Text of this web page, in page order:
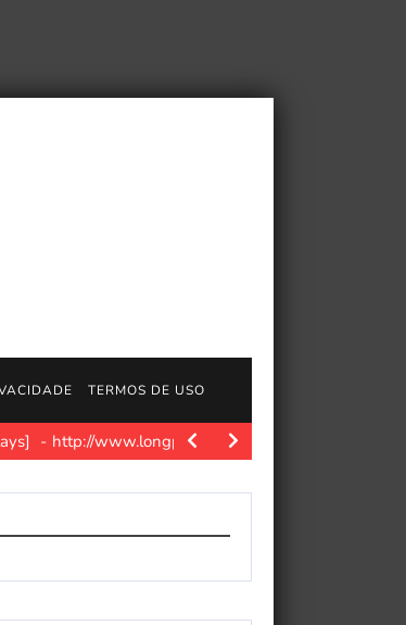
TERMOS DE USO
http://www.longplays.org Interpretado por: